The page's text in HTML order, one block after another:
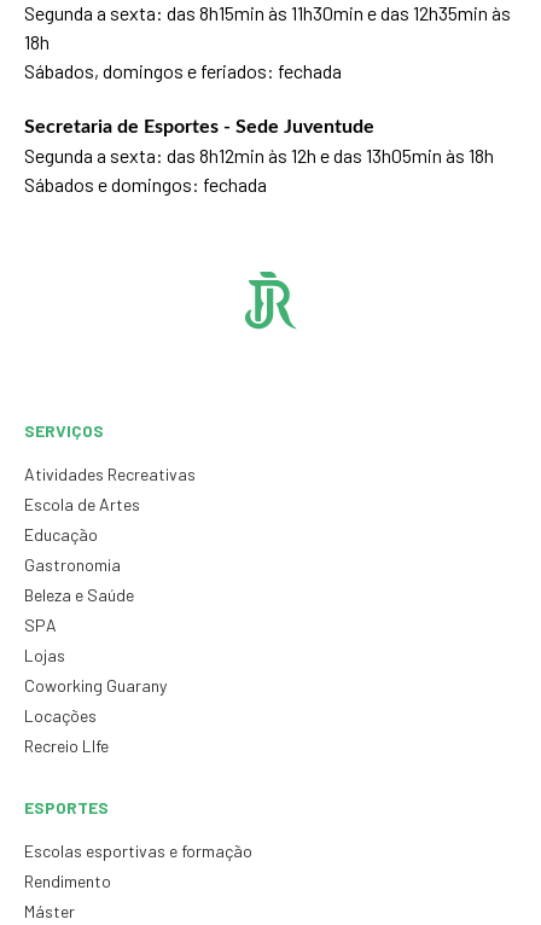
Segunda a sexta: das 8h15min às 11h30min e das 12h35min às
18h
Sábados, domingos e feriados: fechada
Secretaria de Esportes - Sede Juventude
Segunda a sexta: das 8h12min às 12h e das 13h05min às 18h
Sábados e domingos: fechada
SERVIÇOS
Atividades Recreativas
Escola de Artes
Educação
Gastronomia
Beleza e Saúde
SPA
Lojas
Coworking Guarany
Locações
Recreio LIfe
ESPORTES
Escolas esportivas e formação
Rendimento
Máster